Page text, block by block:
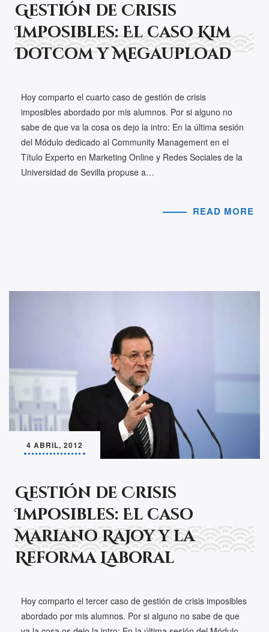
Gestión de Crisis
Imposibles: El caso Kim
Dotcom y Megaupload
Hoy comparto el cuarto caso de gestión de crisis
imposibles abordado por mis alumnos. Por si alguno no
sabe de que va la cosa os dejo la intro: En la última sesión
del Módulo dedicado al Community Management en el
Título Experto en Marketing Online y Redes Sociales de la
Universidad de Sevilla propuse a…
READ MORE
4 ABRIL, 2012
Gestión de Crisis
Imposibles: El caso
Mariano Rajoy y la
Reforma Laboral
Hoy comparto el tercer caso de gestión de crisis imposibles
abordado por mis alumnos. Por si alguno no sabe de que